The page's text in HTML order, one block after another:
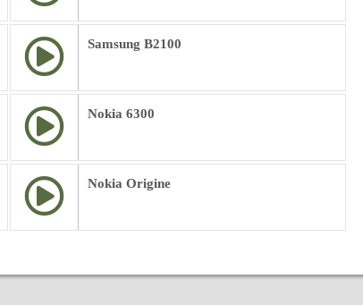
Samsung B2100
Nokia 6300
Nokia Origine